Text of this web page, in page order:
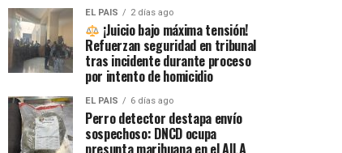
EL PAIS 2 días ago
¡Juicio bajo máxima tensión!
Refuerzan seguridad en tribunal
tras incidente durante proceso
por intento de homicidio
EL PAIS 6 días ago
Perro detector destapa envío
sospechoso: DNCD ocupa
presunta marihuana en el AILA